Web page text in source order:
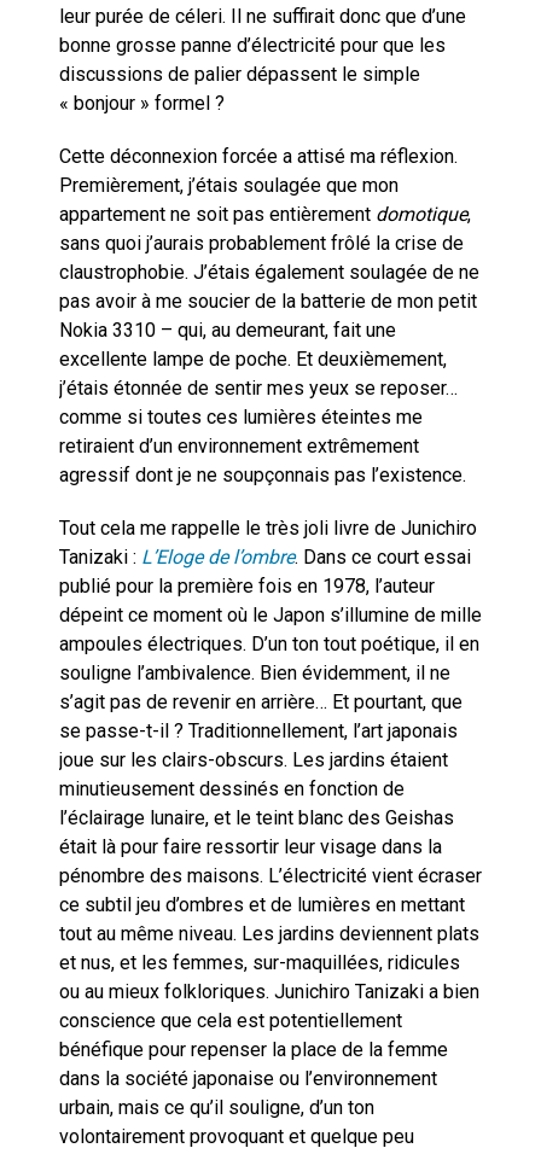
leur purée de céleri. Il ne suffirait donc que d’une
bonne grosse panne d’électricité pour que les
discussions de palier dépassent le simple
« bonjour » formel ?
Cette déconnexion forcée a attisé ma réflexion.
Premièrement, j’étais soulagée que mon
appartement ne soit pas entièrement domotique,
sans quoi j’aurais probablement frôlé la crise de
claustrophobie. J’étais également soulagée de ne
pas avoir à me soucier de la batterie de mon petit
Nokia 3310 – qui, au demeurant, fait une
excellente lampe de poche. Et deuxièmement,
j’étais étonnée de sentir mes yeux se reposer…
comme si toutes ces lumières éteintes me
retiraient d’un environnement extrêmement
agressif dont je ne soupçonnais pas l’existence.
Tout cela me rappelle le très joli livre de Junichiro
Tanizaki : L’Eloge de l’ombre. Dans ce court essai
publié pour la première fois en 1978, l’auteur
dépeint ce moment où le Japon s’illumine de mille
ampoules électriques. D’un ton tout poétique, il en
souligne l’ambivalence. Bien évidemment, il ne
s’agit pas de revenir en arrière… Et pourtant, que
se passe-t-il ? Traditionnellement, l’art japonais
joue sur les clairs-obscurs. Les jardins étaient
minutieusement dessinés en fonction de
l’éclairage lunaire, et le teint blanc des Geishas
était là pour faire ressortir leur visage dans la
pénombre des maisons. L’électricité vient écraser
ce subtil jeu d’ombres et de lumières en mettant
tout au même niveau. Les jardins deviennent plats
et nus, et les femmes, sur-maquillées, ridicules
ou au mieux folkloriques. Junichiro Tanizaki a bien
conscience que cela est potentiellement
bénéfique pour repenser la place de la femme
dans la société japonaise ou l’environnement
urbain, mais ce qu’il souligne, d’un ton
volontairement provoquant et quelque peu